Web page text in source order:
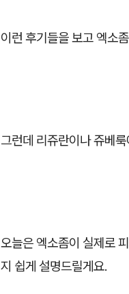
이런 후기들을 보고 엑소
그런데 리쥬란이나 쥬베
오늘은 엑소좀이 실제로
지 쉽게 설명드릴게요.